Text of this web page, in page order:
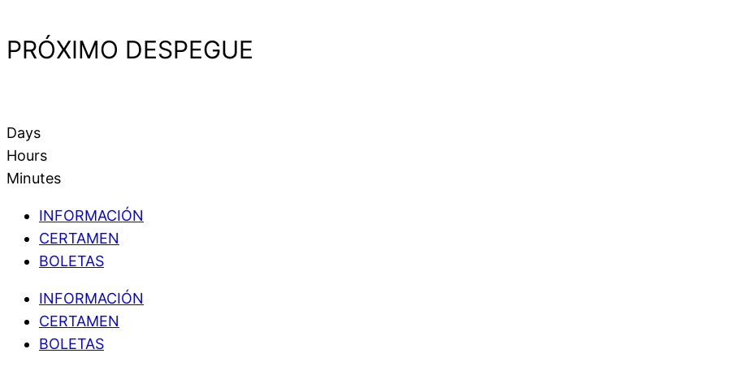
PRÓXIMO DESPEGUE
Days
Hours
Minutes
INFORMACIÓN
CERTAMEN
BOLETAS
INFORMACIÓN
CERTAMEN
BOLETAS